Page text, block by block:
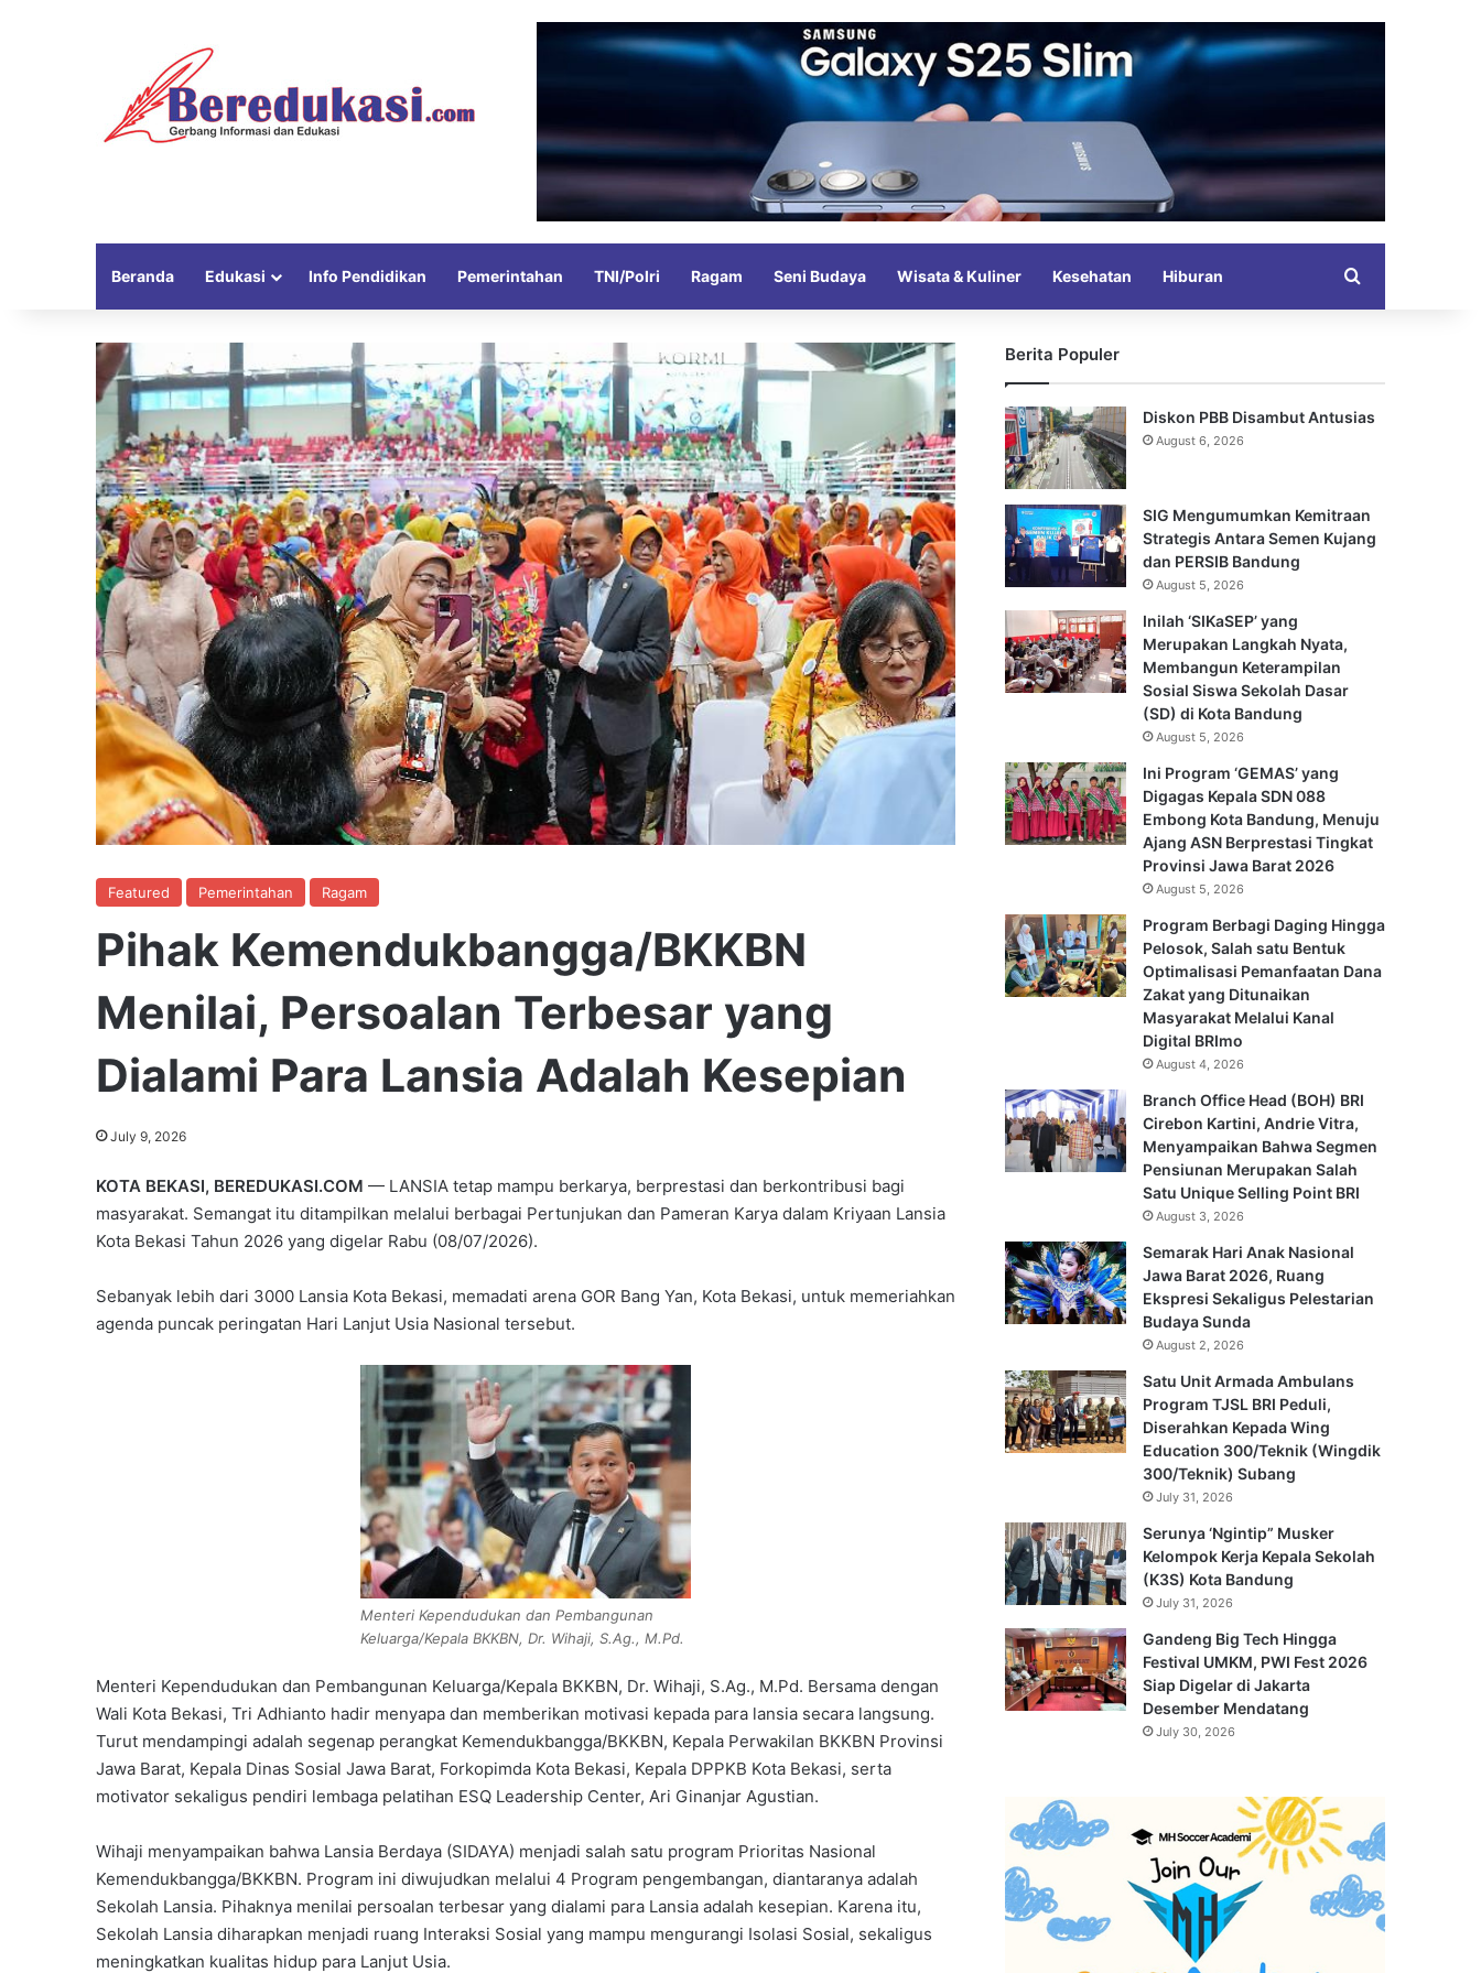
Beranda Edukasi Info Pendidikan Pemerintahan TNI/Polri Ragam Seni Budaya Wisata & Kuliner Kesehatan Hiburan
Featured Pemerintahan Ragam
Pihak Kemendukbangga/BKKBN
Menilai, Persoalan Terbesar yang
Dialami Para Lansia Adalah Kesepian
July 9, 2026
KOTA BEKASI, BEREDUKASI.COM — LANSIA tetap mampu berkarya, berprestasi dan berkontribusi bagi
masyarakat. Semangat itu ditampilkan melalui berbagai Pertunjukan dan Pameran Karya dalam Kriyaan Lansia
Kota Bekasi Tahun 2026 yang digelar Rabu (08/07/2026).
Sebanyak lebih dari 3000 Lansia Kota Bekasi, memadati arena GOR Bang Yan, Kota Bekasi, untuk memeriahkan
agenda puncak peringatan Hari Lanjut Usia Nasional tersebut.
Menteri Kependudukan dan Pembangunan
Keluarga/Kepala BKKBN, Dr. Wihaji, S.Ag., M.Pd.
Menteri Kependudukan dan Pembangunan Keluarga/Kepala BKKBN, Dr. Wihaji, S.Ag., M.Pd. Bersama dengan
Wali Kota Bekasi, Tri Adhianto hadir menyapa dan memberikan motivasi kepada para lansia secara langsung.
Turut mendampingi adalah segenap perangkat Kemendukbangga/BKKBN, Kepala Perwakilan BKKBN Provinsi
Jawa Barat, Kepala Dinas Sosial Jawa Barat, Forkopimda Kota Bekasi, Kepala DPPKB Kota Bekasi, serta
motivator sekaligus pendiri lembaga pelatihan ESQ Leadership Center, Ari Ginanjar Agustian.
Wihaji menyampaikan bahwa Lansia Berdaya (SIDAYA) menjadi salah satu program Prioritas Nasional
Kemendukbangga/BKKBN. Program ini diwujudkan melalui 4 Program pengembangan, diantaranya adalah
Sekolah Lansia. Pihaknya menilai persoalan terbesar yang dialami para Lansia adalah kesepian. Karena itu,
Sekolah Lansia diharapkan menjadi ruang Interaksi Sosial yang mampu mengurangi Isolasi Sosial, sekaligus
meningkatkan kualitas hidup para Lanjut Usia.
Berita Populer
Diskon PBB Disambut Antusias
August 6, 2026
SIG Mengumumkan Kemitraan
Strategis Antara Semen Kujang
dan PERSIB Bandung
August 5, 2026
Inilah ‘SIKaSEP’ yang
Merupakan Langkah Nyata,
Membangun Keterampilan
Sosial Siswa Sekolah Dasar
(SD) di Kota Bandung
August 5, 2026
Ini Program ‘GEMAS’ yang
Digagas Kepala SDN 088
Embong Kota Bandung, Menuju
Ajang ASN Berprestasi Tingkat
Provinsi Jawa Barat 2026
August 5, 2026
Program Berbagi Daging Hingga
Pelosok, Salah satu Bentuk
Optimalisasi Pemanfaatan Dana
Zakat yang Ditunaikan
Masyarakat Melalui Kanal
Digital BRImo
August 4, 2026
Branch Office Head (BOH) BRI
Cirebon Kartini, Andrie Vitra,
Menyampaikan Bahwa Segmen
Pensiunan Merupakan Salah
Satu Unique Selling Point BRI
August 3, 2026
Semarak Hari Anak Nasional
Jawa Barat 2026, Ruang
Ekspresi Sekaligus Pelestarian
Budaya Sunda
August 2, 2026
Satu Unit Armada Ambulans
Program TJSL BRI Peduli,
Diserahkan Kepada Wing
Education 300/Teknik (Wingdik
300/Teknik) Subang
July 31, 2026
Serunya ‘Ngintip” Musker
Kelompok Kerja Kepala Sekolah
(K3S) Kota Bandung
July 31, 2026
Gandeng Big Tech Hingga
Festival UMKM, PWI Fest 2026
Siap Digelar di Jakarta
Desember Mendatang
July 30, 2026